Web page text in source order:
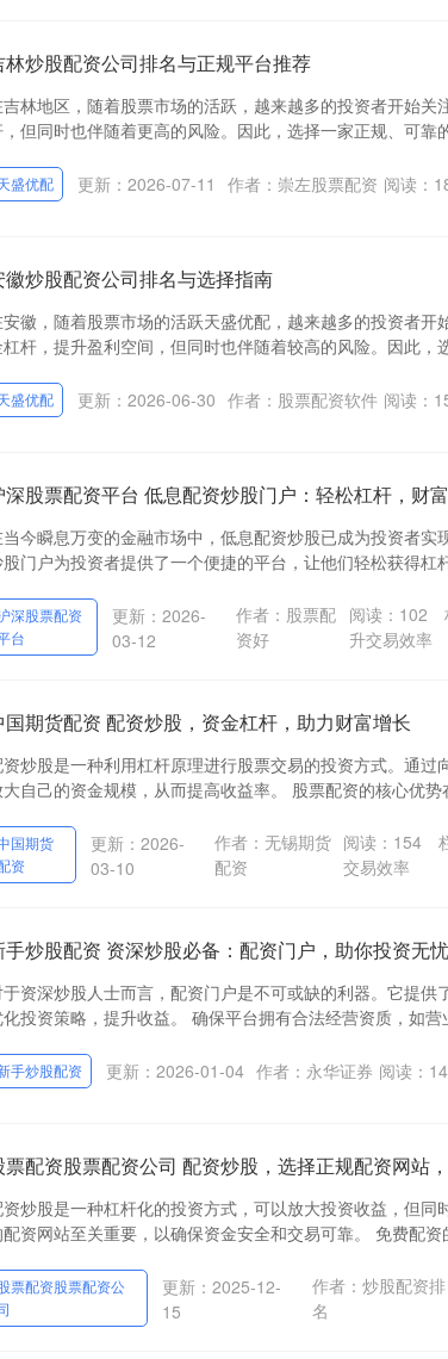
林炒股配资公司排名与正规平台推荐
林地区，随着股票市场的活跃，越来越多的投资者开始关
但同时也伴随着更高的风险。因此，选择一家正规、可靠
盛优配 更新：2026-07-11 作者：崇左股票配资 阅读：
徽炒股配资公司排名与选择指南
徽，随着股票市场的活跃天盛优配，越来越多的投资者开
杆，提升盈利空间，但同时也伴随着较高的风险。因此，
盛优配 更新：2026-06-30 作者：股票配资软件 阅读：
深股票配资平台 低息配资炒股门户：轻松杠杆，财
今瞬息万变的金融市场中，低息配资炒股已成为投资者实
门户为投资者提供了一个便捷的平台，让他们轻松获得杠
深股票配资
台
更新：2026-
03-12
作者：股票配
资好
阅读： 102
升交易效率
国期货配资 配资炒股，资金杠杆，助力财富增长
炒股是一种利用杠杆原理进行股票交易的投资方式。通过
大自己的资金规模，从而提高收益率。 股票配资的核心优
国期货
资
更新：2026-
03-10
作者：无锡期货
配资
阅读： 154
交易效率
手炒股配资 资深炒股必备：配资门户，助你投资无忧
资深炒股人士而言，配资门户是不可或缺的利器。它提供
投资策略，提升收益。 确保平台拥有合法经营资质，如
手炒股配资 更新：2026-01-04 作者：永华证券 阅读：
票配资股票配资公司 配资炒股，选择正规配资网站
炒股是一种杠杆化的投资方式，可以放大投资收益，但同
配资网站至关重要，以确保资金安全和交易可靠。 免费配
票配资股票配资公
更新：2025-12-
15
作者：炒股配资排
名